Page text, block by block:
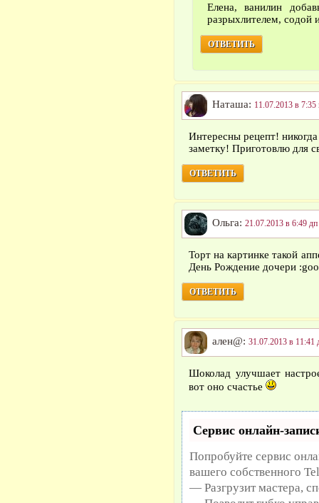
Елена, ванилин
разрыхлителем, содой
ОТВЕТИТЬ
Наташа: 11.07.2013 в 7:35
Интересны рецепт!
заметку! Приготовлю для
ОТВЕТИТЬ
Ольга: 21.07.2013 в 6:49 дп
Торт на картинке такой
День Рождение дочери
ОТВЕТИТЬ
ален@: 31.07.2013 в 11:41
Шоколад улучшает
вот оно счастье
Сервис онлайн-
Попробуйте сервис
вашего собственного
— Разгрузит мастера,